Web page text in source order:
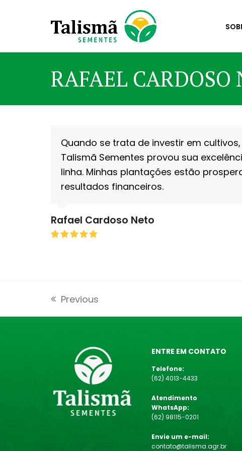
RAFAEL CARDOSO
Quando se trata de investir em
Talismã Sementes provou sua
linha. Minhas plantações estão
resultados financeiros.
Rafael Cardoso Neto
previous
post:
Previous
ENTRE EM CONTATO
Telefone:
(62) 4013-4433
Atendimento
WhatsApp:
(62) 98115-0201
Envie um e-mail:
contato@talisma.agr.br